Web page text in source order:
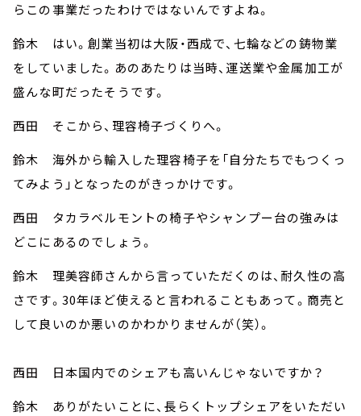
らこの事業だったわけではないんですよね。
鈴木 はい。創業当初は大阪・西成で、七輪などの鋳物業
をしていました。あのあたりは当時、運送業や金属加工が
盛んな町だったそうです。
西田 そこから、理容椅子づくりへ。
鈴木 海外から輸入した理容椅子を「自分たちでもつくっ
てみよう」となったのがきっかけです。
西田 タカラベルモントの椅子やシャンプー台の強みは
どこにあるのでしょう。
鈴木 理美容師さんから言っていただくのは、耐久性の高
さです。30年ほど使えると言われることもあって。商売と
して良いのか悪いのかわかりませんが（笑）。
西田 日本国内でのシェアも高いんじゃないですか？
鈴木 ありがたいことに、長らくトップシェアをいただい